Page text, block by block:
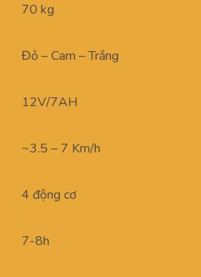
70 kg
Đỏ – Cam – Trắng
12V/7AH
~3.5 – 7 Km/h
4 động cơ
7-8h